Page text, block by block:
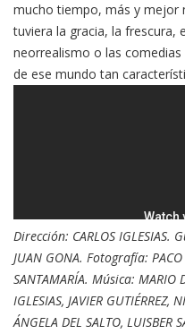
mucho tiempo, más y mejor
tuviera la gracia, la frescura,
neorrealismo o las
de ese mundo tan
Dirección: CARLOS IGLESIAS.
JUAN GONA. Fotografía:
SANTAMARÍA. Música: MARIO
IGLESIAS, JAVIER GUTIÉRREZ,
ÁNGELA DEL SALTO, LUISBER